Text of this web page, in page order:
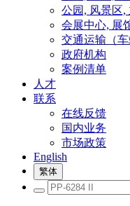
公园, 风景区,
会展中心, 展
交通运输（车
政府机构
案例清单
人才
联系
在线反馈
国内业务
市场政策
English
繁体